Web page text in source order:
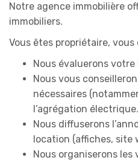
Notre agence immobilière
immobiliers.
Vous êtes propriétaire,
Nous évaluerons
Nous vous
nécessaires
l’agrégation
Nous diffuserons
location (affiches, site
Nous organiserons les